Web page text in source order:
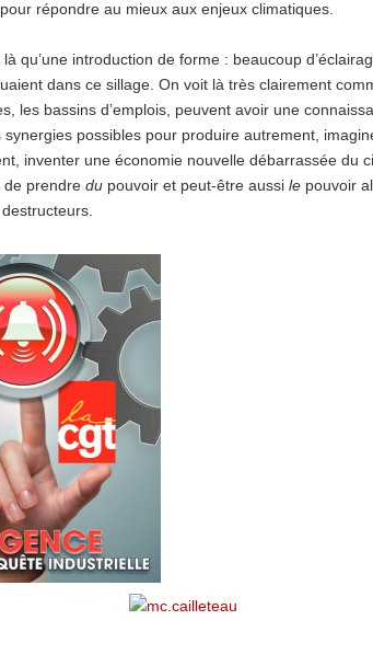
répondre au mieux aux enjeux climatiques.
là qu’une introduction de forme : beaucoup
dans ce sillage. On voit là très clairement
les bassins d’emplois, peuvent avoir une
synergies possibles pour produire autrement,
inventer une économie nouvelle débarrassée du
de prendre du pouvoir et peut-être aussi le pouvoir